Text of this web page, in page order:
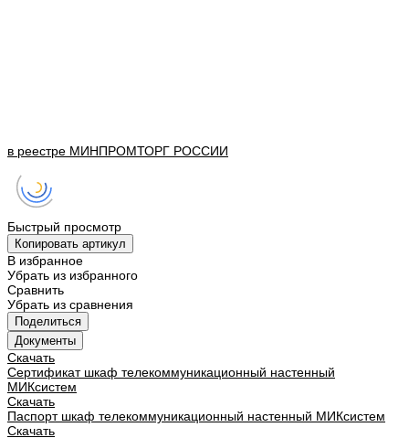
в реестре МИНПРОМТОРГ РОССИИ
Быстрый просмотр
Копировать артикул
В избранное
Убрать из избранного
Сравнить
Убрать из сравнения
Поделиться
Документы
Скачать
Сертификат шкаф телекоммуникационный настенный
МИКсистем
Скачать
Паспорт шкаф телекоммуникационный настенный МИКсистем
Скачать